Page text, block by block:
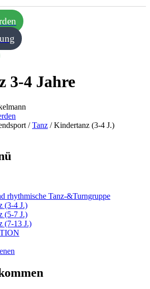
3-4 Jahre
/Tanz /Kindertanz (3-4 J.)
rhythmische Tanz-&Turngruppe
(3-4 J.)
(5-7 J.)
(7-13 J.)